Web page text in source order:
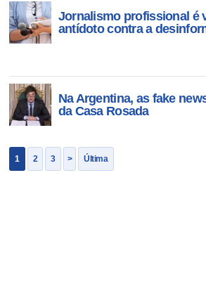
Jornalismo profissional é
antídoto contra a
Na Argentina, as fake
da Casa Rosada
1 2 3 > Última